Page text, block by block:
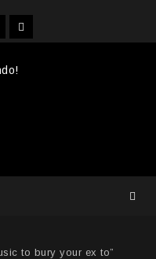
Twitter
to bury your ex to”